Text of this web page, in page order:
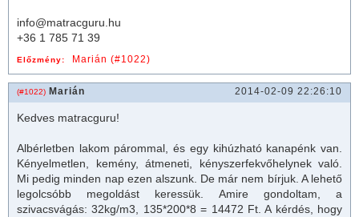
info@matracguru.hu
+36 1 785 71 39
Előzmény: Marián (#1022)
(#1022) Marián 2014-02-09 22:26:10
Kedves matracguru!
Albérletben lakom párommal, és egy kihúzható kanapénk van.
Kényelmetlen, kemény, átmeneti, kényszerfekvőhelynek való.
Mi pedig minden nap ezen alszunk. De már nem bírjuk. A lehető
legolcsóbb megoldást keressük. Amire gondoltam, a
szivacsvágás: 32kg/m3, 135*200*8 = 14472 Ft. A kérdés, hogy